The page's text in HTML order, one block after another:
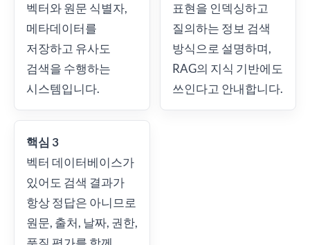
벡터와 원문 식별자,
메타데이터를
저장하고 유사도
검색을 수행하는
시스템입니다.
표현을 인덱싱하고
질의하는 정보 검색
방식으로 설명하며,
RAG의 지식 기반에도
쓰인다고 안내합니다.
핵심 3
벡터 데이터베이스가
있어도 검색 결과가
항상 정답은 아니므로
원문, 출처, 날짜, 권한,